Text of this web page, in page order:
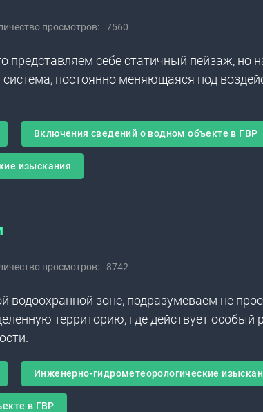
просмотров: 7560
представляем себе статичный пейзаж, но
постоянно меняющаяся под
Включения сведений о водном объекте в ГВР
изыскания
просмотров: 8742
зоне, подразумеваем не
территорию, где действует особый
Инженерно-гидрометеорологические
в ГВР